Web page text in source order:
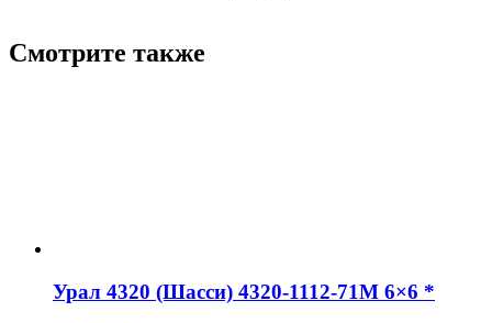
Смотрите также
Урал 4320 (Шасси) 4320-1112-71М 6×6 *